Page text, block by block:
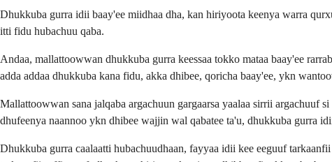
Dhukkuba gurra idii baay'ee miidhaa dha, kan hiriyoota keenya warra
itti fidu hubachuu qaba.
Andaa, mallattoowwan dhukkuba gurra keessaa tokko mataa baay'ee
adda addaa dhukkuba kana fidu, akka dhibee, qoricha baay'ee, ykn
Mallattoowwan sana jalqaba argachuun gargaarsa yaalaa sirrii argachuuf
dhufeenya naannoo ykn dhibee wajjin wal qabatee ta'u, dhukkuba gurra
Dhukkuba gurra caalaatti hubachuudhaan, fayyaa idii kee eeguuf